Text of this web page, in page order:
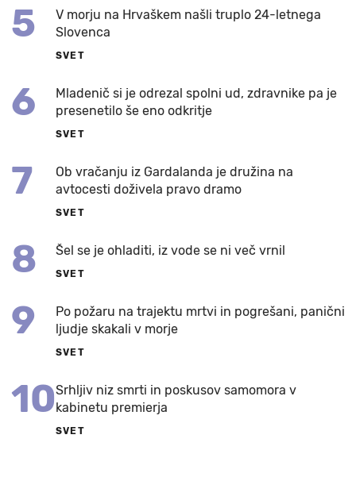
5
V morju na Hrvaškem našli truplo 24-letnega
Slovenca
SVET
6
Mladenič si je odrezal spolni ud, zdravnike pa je
presenetilo še eno odkritje
SVET
7
Ob vračanju iz Gardalanda je družina na
avtocesti doživela pravo dramo
SVET
8 Šel se je ohladiti, iz vode se ni več vrnil
SVET
9
Po požaru na trajektu mrtvi in pogrešani, panični
ljudje skakali v morje
SVET
10Srhljiv niz smrti in poskusov samomora v
kabinetu premierja
SVET